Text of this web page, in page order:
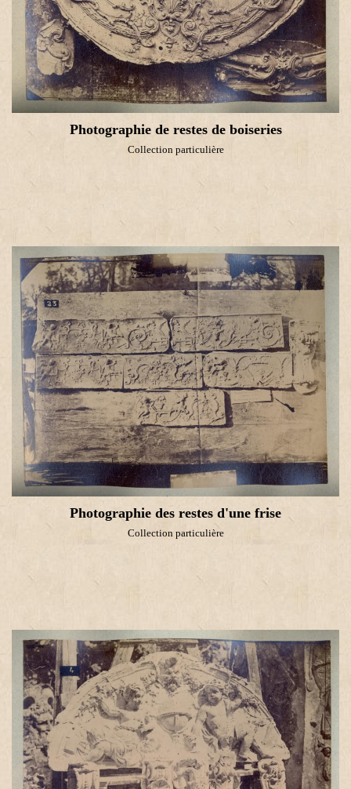
Photographie de restes de boiseries
Collection particulière
Photographie des restes d'une frise
Collection particulière